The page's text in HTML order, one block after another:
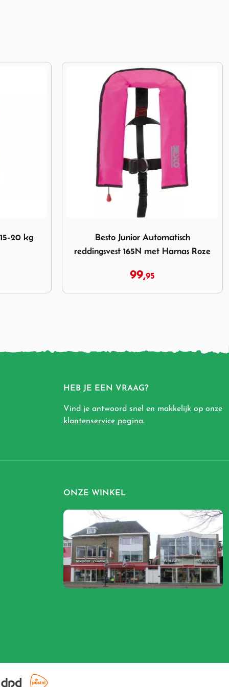
Roze
Zwemvest Besto ECON 15-20 kg
Toddler Geel
39,95
HEB JE EEN VRAAG?
Vind je antwoord snel en makkelijk op onze
klantenservice pagina.
ONZE WINKEL